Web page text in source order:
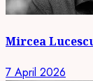
Mircea
7 April 2026